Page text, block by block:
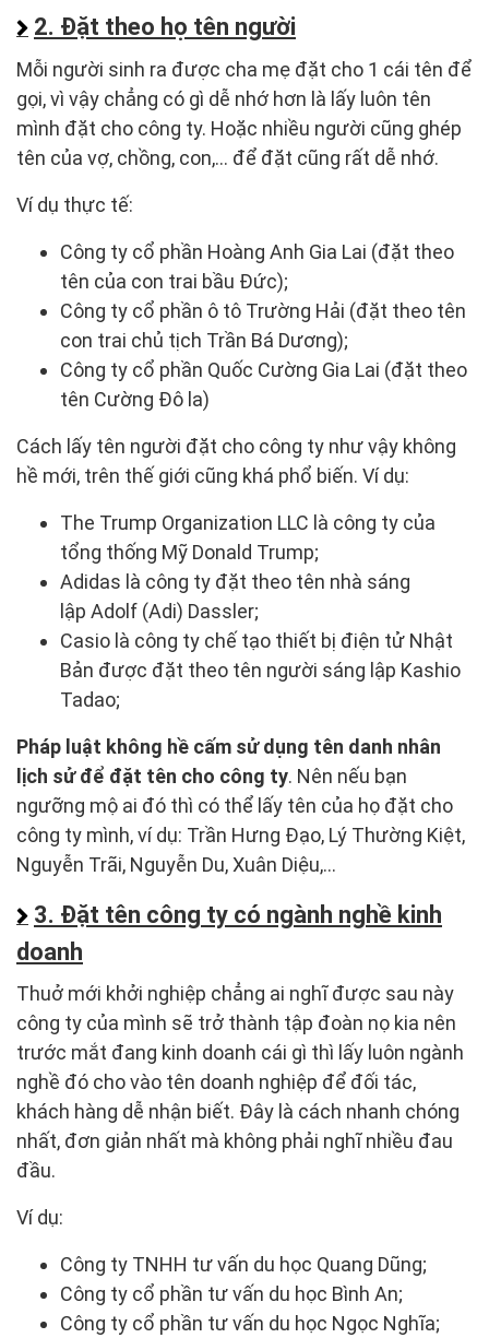
2. Đặt theo họ tên người
Mỗi người sinh ra được cha mẹ đặt cho 1 cái tên để
gọi, vì vậy chẳng có gì dễ nhớ hơn là lấy luôn tên
mình đặt cho công ty. Hoặc nhiều người cũng ghép
tên của vợ, chồng, con,… để đặt cũng rất dễ nhớ.
Ví dụ thực tế:
Công ty cổ phần Hoàng Anh Gia Lai (đặt theo
tên của con trai bầu Đức);
Công ty cổ phần ô tô Trường Hải (đặt theo tên
con trai chủ tịch Trần Bá Dương);
Công ty cổ phần Quốc Cường Gia Lai (đặt theo
tên Cường Đô la)
Cách lấy tên người đặt cho công ty như vậy không
hề mới, trên thế giới cũng khá phổ biến. Ví dụ:
The Trump Organization LLC là công ty của
tổng thống Mỹ Donald Trump;
Adidas là công ty đặt theo tên nhà sáng
lập Adolf (Adi) Dassler;
Casio là công ty chế tạo thiết bị điện tử Nhật
Bản được đặt theo tên người sáng lập Kashio
Tadao;
Pháp luật không hề cấm sử dụng tên danh nhân
lịch sử để đặt tên cho công ty. Nên nếu bạn
ngưỡng mộ ai đó thì có thể lấy tên của họ đặt cho
công ty mình, ví dụ: Trần Hưng Đạo, Lý Thường Kiệt,
Nguyễn Trãi, Nguyễn Du, Xuân Diệu,…
3. Đặt tên công ty có ngành nghề kinh
doanh
Thuở mới khởi nghiệp chẳng ai nghĩ được sau này
công ty của mình sẽ trở thành tập đoàn nọ kia nên
trước mắt đang kinh doanh cái gì thì lấy luôn ngành
nghề đó cho vào tên doanh nghiệp để đối tác,
khách hàng dễ nhận biết. Đây là cách nhanh chóng
nhất, đơn giản nhất mà không phải nghĩ nhiều đau
đầu.
Ví dụ:
Công ty TNHH tư vấn du học Quang Dũng;
Công ty cổ phần tư vấn du học Bình An;
Công ty cổ phần tư vấn du học Ngọc Nghĩa;